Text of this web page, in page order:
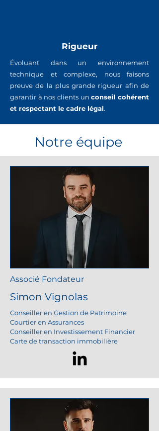
Rigueur
Évoluant dans un environnement
technique et complexe, nous faisons
preuve de la plus grande rigueur afin de
garantir à nos clients unconseil cohérent
et respectant le cadre légal.
Notre équipe
Associé Fondateur
Simon Vignolas
Conseiller en Gestion de Patrimoine
Courtier en Assurances
Conseiller en Investissement Financier
Carte de transaction immobilière